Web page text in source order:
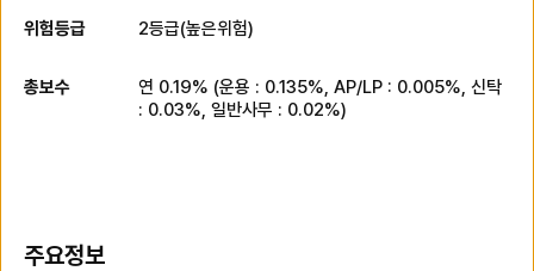
위험등급 2등급(높은위험)
총보수 연 0.19% (운용 : 0.135%, AP/LP : 0.005%, 신탁
: 0.03%, 일반사무 : 0.02%)
주요정보